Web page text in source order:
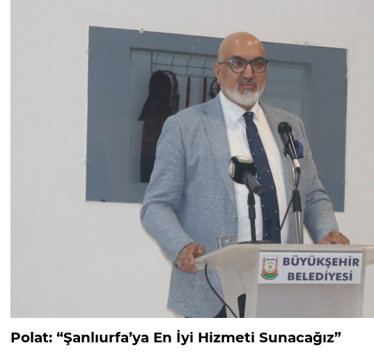
Polat: “Şanlıurfa’ya En İyi Hizmeti Sunacağız”